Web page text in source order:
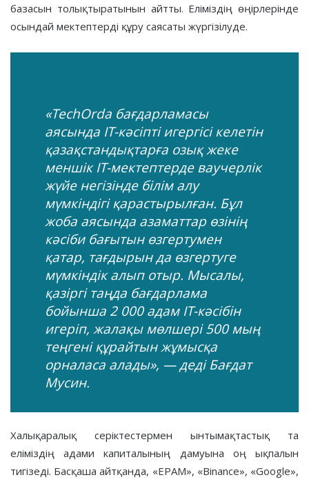
базасын толықтыратынын айтты. Еліміздің өңірлерінде
осындай мектептерді құру саясаты жүргізілуде.
«TechOrda бағдарламасы
аясында IT-кәсіпті игергісі келетін
қазақстандықтарға озық жеке
меншік IT-мектептерде ваучерлік
жүйе негізінде білім алу
мүмкіндігі қарастырылған. Бұл
жоба аясында азаматтар өзінің
кәсіби бағытын өзгертумен
қатар, тағдырын да өзгертуге
мүмкіндік алып отыр. Мысалы,
қазіргі таңда бағдарлама
бойынша 2 000 адам IT-кәсібін
игеріп, жалақы мөлшері 500 мың
теңгені құрайтын жұмысқа
орналаса алады», — деді Бағдат
Мусин.
Халықаралық серіктестермен ынтымақтастық та
еліміздің адами капиталының дамуына оң ықпалын
тигізеді. Басқаша айтқанда, «EPAM», «Binance», «Google»,